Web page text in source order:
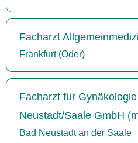
Facharzt
Frankfurt (Oder)
Facharzt für
Neustadt/Saale GmbH
Bad Neustadt an der Saale